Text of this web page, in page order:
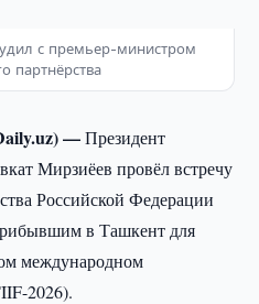
с премьер-министром
партнёрства
—Президент
Мирзиёев провёл встречу
Российской Федерации
в Ташкент для
международном
2026).